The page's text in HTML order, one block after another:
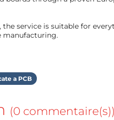
the service is suitable for
manufacturing.
a PCB
(0 commentaire(s))